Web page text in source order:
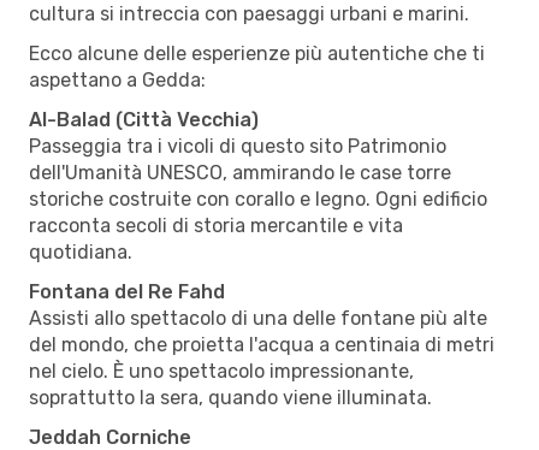
cultura si intreccia con paesaggi urbani e marini.
Ecco alcune delle esperienze più autentiche che ti
aspettano a Gedda:
Al-Balad (Città Vecchia)
Passeggia tra i vicoli di questo sito Patrimonio
dell'Umanità UNESCO, ammirando le case torre
storiche costruite con corallo e legno. Ogni edificio
racconta secoli di storia mercantile e vita
quotidiana.
Fontana del Re Fahd
Assisti allo spettacolo di una delle fontane più alte
del mondo, che proietta l'acqua a centinaia di metri
nel cielo. È uno spettacolo impressionante,
soprattutto la sera, quando viene illuminata.
Jeddah Corniche